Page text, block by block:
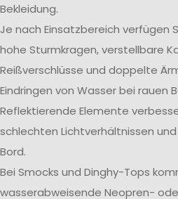
Bekleidung.
Je nach Einsatzbereich verfügen
hohe Sturmkragen, verstellbare
Reißverschlüsse und doppelte
Eindringen von Wasser bei rauen
Reflektierende Elemente
schlechten Lichtverhältnissen
Bord.
Bei Smocks und Dinghy-Tops
wasserabweisende Neopren-